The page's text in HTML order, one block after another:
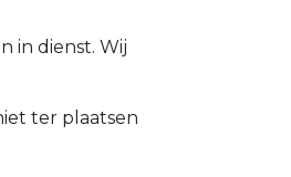
in dienst. Wij
ter plaatsen